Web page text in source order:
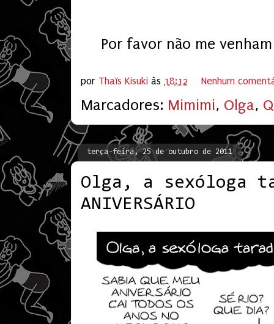
Por favor não me
por Thaïs Kisuki às 18:12 Nenhum
Marcadores: Mimimi, Olga,
terça-feira, 25 de outubro de 2011
Olga, a sexóloga
ANIVERSÁRIO